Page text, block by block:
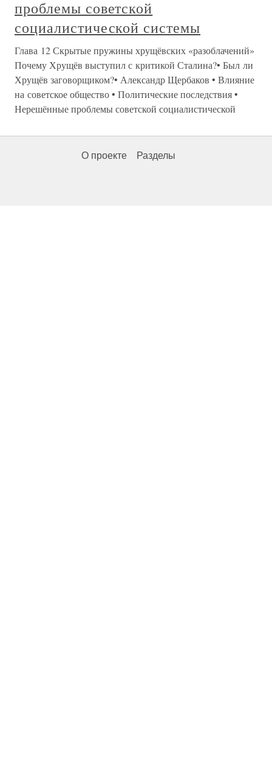
проблемы советской
социалистической системы
Глава 12 Скрытые пружины хрущёвских «разоблачений»
Почему Хрущёв выступил с критикой Сталина?• Был ли
Хрущёв заговорщиком?• Александр Щербаков • Влияние
на советское общество • Политические последствия •
Нерешённые проблемы советской социалистической
О проекте Разделы